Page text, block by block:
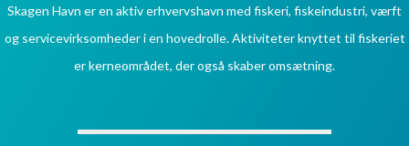
Skagen Havn er en aktiv erhvervshavn med fiskeri, fiskeindustri, værft
og servicevirksomheder i en hovedrolle. Aktiviteter knyttet til fiskeriet
er kerneområdet, der også skaber omsætning.